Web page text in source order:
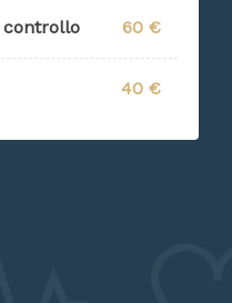
controllo 60 €
40 €